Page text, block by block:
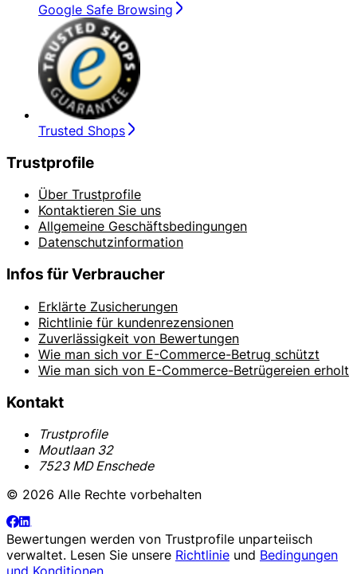
Google Safe Browsing
Trusted Shops
Trustprofile
Über Trustprofile
Kontaktieren Sie uns
Allgemeine Geschäftsbedingungen
Datenschutzinformation
Infos für Verbraucher
Erklärte Zusicherungen
Richtlinie für kundenrezensionen
Zuverlässigkeit von Bewertungen
Wie man sich vor E-Commerce-Betrug schützt
Wie man sich von E-Commerce-Betrügereien erholt
Kontakt
Trustprofile
Moutlaan 32
7523 MD Enschede
© 2026 Alle Rechte vorbehalten
Bewertungen werden von Trustprofile unparteiisch
verwaltet. Lesen Sie unsere Richtlinie und Bedingungen